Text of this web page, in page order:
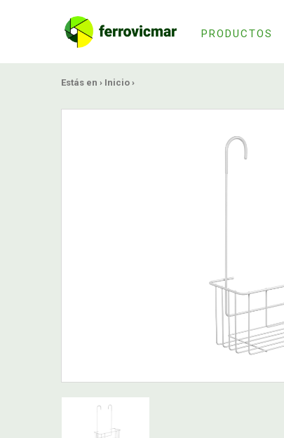
PRODUCTOS
Estás en › Inicio ›